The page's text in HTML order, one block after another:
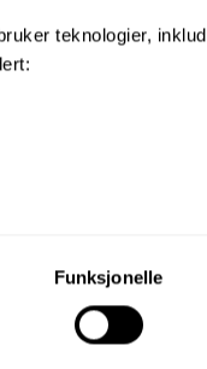
teknologier,
din tillatelse til alle
formålet, og
Funksjonelle